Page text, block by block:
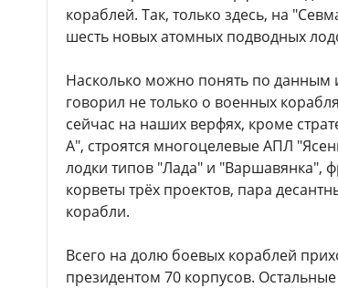
кораблей. Так, только здесь, на
шесть новых атомных подводных
Насколько можно понять по данным
говорил не только о военных
сейчас на наших верфях, кроме
А", строятся многоцелевые АПЛ
лодки типов "Лада" и "Варшавянка",
корветы трёх проектов, пара
корабли.
Всего на долю боевых кораблей
президентом 70 корпусов.